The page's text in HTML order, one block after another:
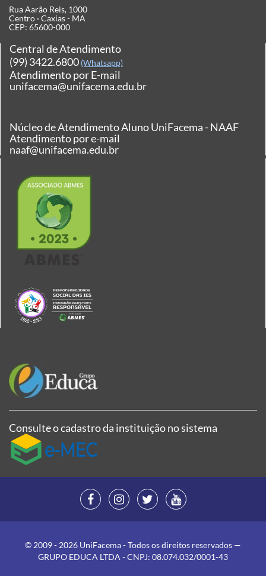
Rua Aarão Reis, 1000
Centro · Caxias - MA
CEP: 65600-000
Central de Atendimento
(99) 3422.6800 (Whatsapp)
Atendimento por E-mail
unifacema@unifacema.edu.br
Núcleo de Atendimento Aluno UniFacema - NAAF
Atendimento por e-mail
naaf@unifacema.edu.br
Consulte o cadastro da instituição no sistema
© 2009 - 2026 UniFacema - Todos os direitos reservados —
GRUPO EDUCA LTDA - CNPJ: 08.074.032/0001-43